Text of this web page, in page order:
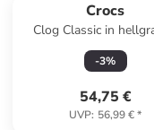
Crocs
Clog Classic in
hellgrau
-3%
54,75 €
UVP: 56,99 €*